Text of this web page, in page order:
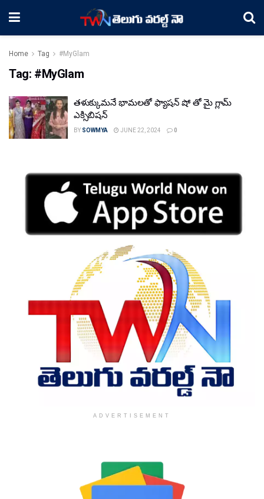
Home Tag #MyGlam
Tag: #MyGlam
తళుక్కుమనే భామలతో ఫ్యాషన్ షో తో మై గ్లామ్
ఎక్సిబిషన్
BY SOWMYA JUNE 22, 2024 0
ADVERTISEMENT